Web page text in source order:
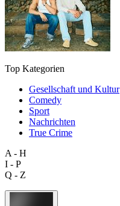
Top Kategorien
Gesellschaft und Kultur
Comedy
Sport
Nachrichten
True Crime
A - H
I - P
Q - Z